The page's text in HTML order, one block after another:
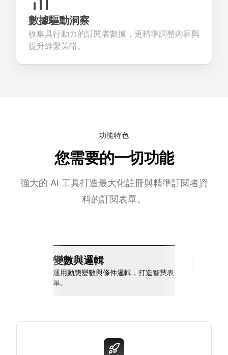
數據驅動洞察
收集具行動力的訂閱者數據，更精準調整內容與
提升維繫策略。
功能特色
您需要的一切功能
強大的 AI 工具打造最大化註冊與精準訂閱者資
料的訂閱表單。
變數與邏輯
運用動態變數與條件邏輯，打造智慧表
單。